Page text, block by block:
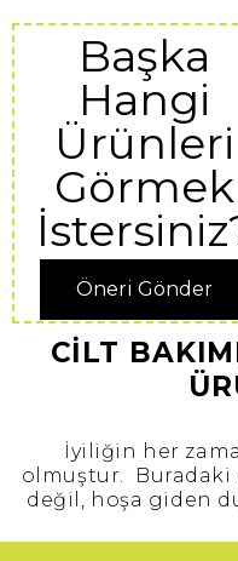
Başka
Hangi
Ürünleri
Görmek
Öneri Gönder
CİLT
İyiliğin her
olmuştur.
değil, hoşa giden
İyi hissetmenin de